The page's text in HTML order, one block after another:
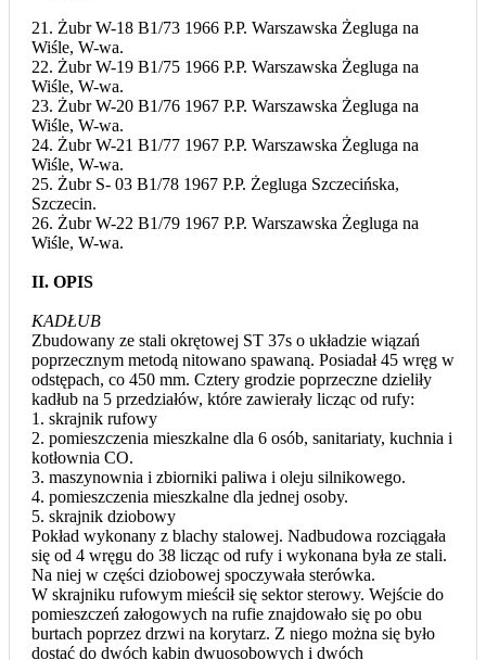
21. Żubr W-18 B1/73 1966 P.P. Warszawska Żegluga na
Wiśle, W-wa.
22. Żubr W-19 B1/75 1966 P.P. Warszawska Żegluga na
Wiśle, W-wa.
23. Żubr W-20 B1/76 1967 P.P. Warszawska Żegluga na
Wiśle, W-wa.
24. Żubr W-21 B1/77 1967 P.P. Warszawska Żegluga na
Wiśle, W-wa.
25. Żubr S- 03 B1/78 1967 P.P. Żegluga Szczecińska,
Szczecin.
26. Żubr W-22 B1/79 1967 P.P. Warszawska Żegluga na
Wiśle, W-wa.
II. OPIS
KADŁUB
Zbudowany ze stali okrętowej ST 37s o układzie wiązań
poprzecznym metodą nitowano spawaną. Posiadał 45 wręg w
odstępach, co 450 mm. Cztery grodzie poprzeczne dzieliły
kadłub na 5 przedziałów, które zawierały licząc od rufy:
1. skrajnik rufowy
2. pomieszczenia mieszkalne dla 6 osób, sanitariaty, kuchnia i
kotłownia CO.
3. maszynownia i zbiorniki paliwa i oleju silnikowego.
4. pomieszczenia mieszkalne dla jednej osoby.
5. skrajnik dziobowy
Pokład wykonany z blachy stalowej. Nadbudowa rozciągała
się od 4 wręgu do 38 licząc od rufy i wykonana była ze stali.
Na niej w części dziobowej spoczywała sterówka.
W skrajniku rufowym mieścił się sektor sterowy. Wejście do
pomieszczeń załogowych na rufie znajdowało się po obu
burtach poprzez drzwi na korytarz. Z niego można się było
dostać do dwóch kabin dwuosobowych i dwóch